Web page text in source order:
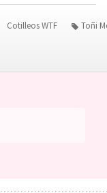
Cotilleos WTF Toñi